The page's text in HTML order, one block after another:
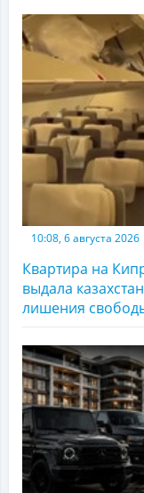
10:08, 6 августа 2026
Квартира на
выдала
лишения